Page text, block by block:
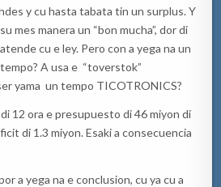
y cu hasta tabata tin un surplus. Y
mes manera un “bon mucha”, dor di
cu e ley. Pero con a yega na un
A usa e “toverstok”
yama un tempo TICOTRONICS?
12 ora e presupuesto di 46 miyon di
di 1.3 miyon. Esaki a consecuencia
a yega na e conclusion, cu ya cu a